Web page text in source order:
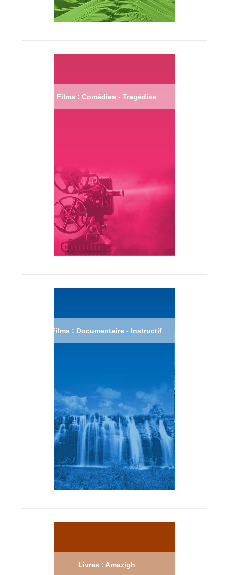
Films : Comédies - Tragédies
Films : Documentaire - Instructif
Livres : Amazigh